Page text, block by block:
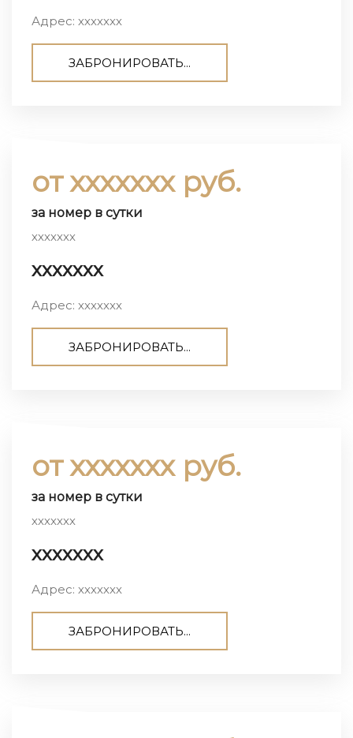
Адрес: ххххххх
ЗАБРОНИРОВАТЬ...
от ххххххх руб.
за номер в сутки
ххххххх
ххххххх
Адрес: ххххххх
ЗАБРОНИРОВАТЬ...
от ххххххх руб.
за номер в сутки
ххххххх
ххххххх
Адрес: ххххххх
ЗАБРОНИРОВАТЬ...